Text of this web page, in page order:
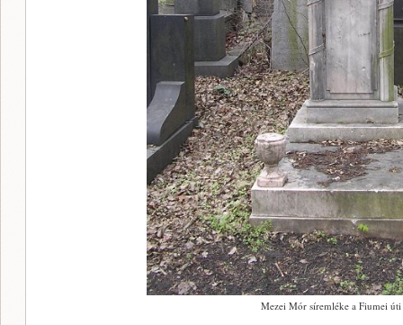
Mezei Mór síremléke a Fiumei úti